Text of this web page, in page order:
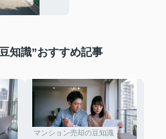
知識”おすすめ記事
マンション売却の豆知識